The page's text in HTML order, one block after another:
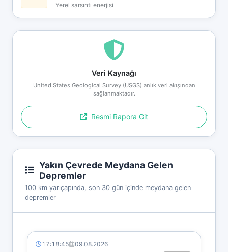
Yerel sarsıntı enerjisi
Veri Kaynağı
United States Geological Survey (USGS) anlık veri akışından
sağlanmaktadır.
Resmi Rapora Git
Yakın Çevrede Meydana Gelen
Depremler
100 km yarıçapında, son 30 gün içinde meydana gelen
depremler
17:18:45 09.08.2026